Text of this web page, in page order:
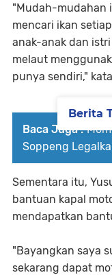
"Mudah-mudahan
mencari ikan
anak-anak dan
melaut
punya sendiri,"
Baca Juga :
Soppeng
Sementara itu,
bantuan kapal
mendapatkan
"Bayangkan saya
sekarang dapat
Berita